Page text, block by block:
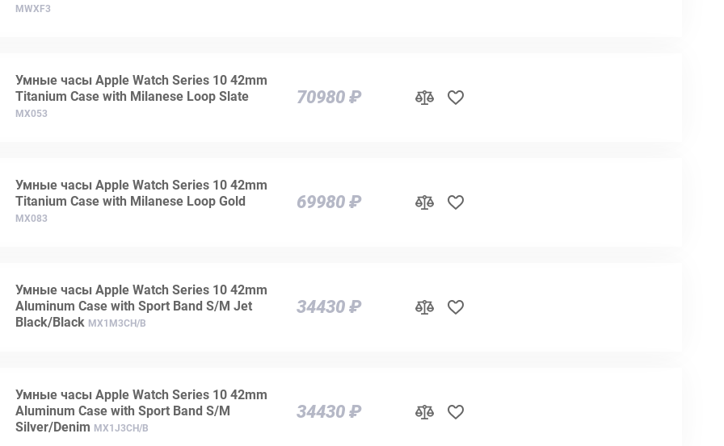
MWXF3
Умные часы Apple Watch Series 10 42mm
Titanium Case with Milanese Loop Slate
MX053
70980 ₽
Умные часы Apple Watch Series 10 42mm
Titanium Case with Milanese Loop Gold
MX083
69980 ₽
Умные часы Apple Watch Series 10 42mm
Aluminum Case with Sport Band S/M Jet
Black/Black MX1M3CH/B
34430 ₽
Умные часы Apple Watch Series 10 42mm
Aluminum Case with Sport Band S/M
Silver/Denim MX1J3CH/B
34430 ₽